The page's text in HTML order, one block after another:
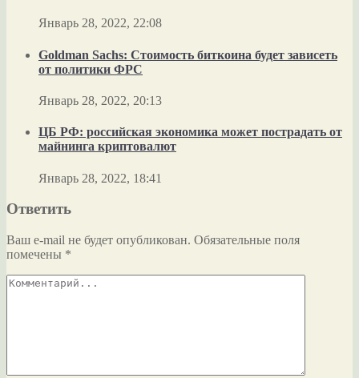
Январь 28, 2022, 22:08
Goldman Sachs: Стоимость биткоина будет зависеть
от политики ФРС
Январь 28, 2022, 20:13
ЦБ РФ: российская экономика может пострадать от
майнинга криптовалют
Январь 28, 2022, 18:41
Ответить
Ваш e-mail не будет опубликован. Обязательные поля
помечены *